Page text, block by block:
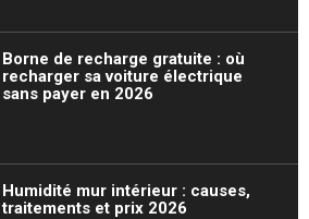
Borne de recharge gratuite : où
recharger sa voiture électrique
sans payer en 2026
Humidité mur intérieur : causes,
traitements et prix 2026